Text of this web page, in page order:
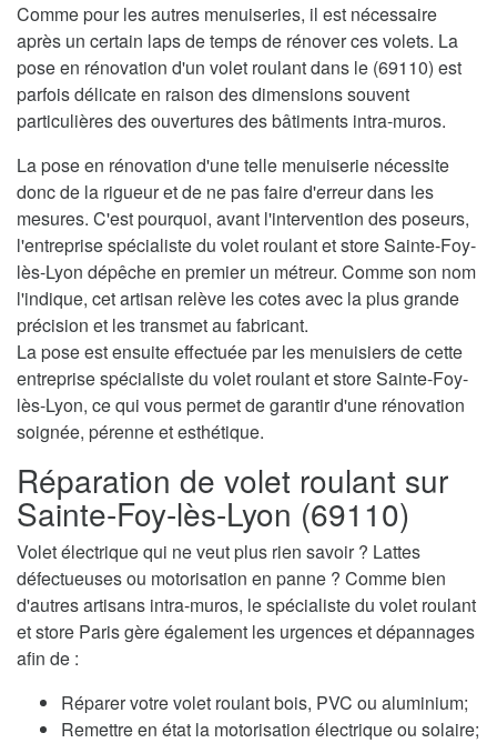
Comme pour les autres menuiseries, il est nécessaire
après un certain laps de temps de rénover ces volets. La
pose en rénovation d'un volet roulant dans le (69110) est
parfois délicate en raison des dimensions souvent
particulières des ouvertures des bâtiments intra-muros.
La pose en rénovation d'une telle menuiserie nécessite
donc de la rigueur et de ne pas faire d'erreur dans les
mesures. C'est pourquoi, avant l'intervention des poseurs,
l'entreprise spécialiste du volet roulant et store Sainte-Foy-
lès-Lyon dépêche en premier un métreur. Comme son nom
l'indique, cet artisan relève les cotes avec la plus grande
précision et les transmet au fabricant.
La pose est ensuite effectuée par les menuisiers de cette
entreprise spécialiste du volet roulant et store Sainte-Foy-
lès-Lyon, ce qui vous permet de garantir d'une rénovation
soignée, pérenne et esthétique.
Réparation de volet roulant sur
Sainte-Foy-lès-Lyon (69110)
Volet électrique qui ne veut plus rien savoir ? Lattes
défectueuses ou motorisation en panne ? Comme bien
d'autres artisans intra-muros, le spécialiste du volet roulant
et store Paris gère également les urgences et dépannages
afin de :
Réparer votre volet roulant bois, PVC ou aluminium;
Remettre en état la motorisation électrique ou solaire;